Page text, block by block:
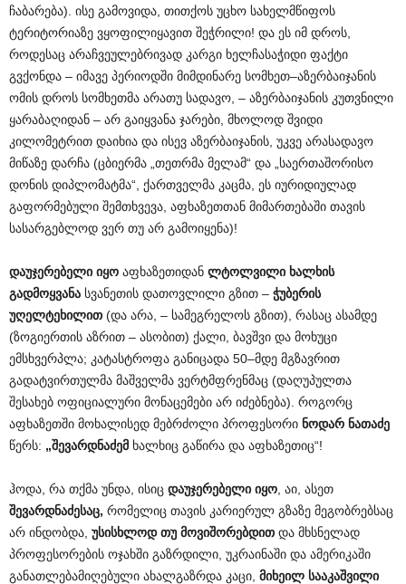
ჩაბარება). ისე გამოვიდა, თითქოს უცხო სახელმწიფოს
ტერიტორიაზე ვყოფილიყავით შეჭრილი! და ეს იმ დროს,
როდესაც არაჩვეულებრივად კარგი ხელჩასაჭიდი ფაქტი
გვქონდა – იმავე პერიოდში მიმდინარე სომხეთ–აზერბაიჯანის
ომის დროს სომხეთმა არათუ სადავო, – აზერბაიჯანის კუთვნილი
ყარაბაღიდან – არ გაიყვანა ჯარები, მხოლოდ შვიდი
კილომეტრით დაიხია და ისევ აზერბაიჯანის, უკვე არასადავო
მიწაზე დარჩა (ცბიერმა „თეთრმა მელამ“ და „საერთაშორისო
დონის დიპლომატმა“, ქართველმა კაცმა, ეს იურიდიულად
გაფორმებული შემთხვევა, აფხაზეთთან მიმართებაში თავის
სასარგებლოდ ვერ თუ არ გამოიყენა)!
დაუჯერებელი იყო აფხაზეთიდან ლტოლვილი ხალხის
გადმოყვანა სვანეთის დათოვლილი გზით – ჭუბერის
უღელტეხილით (და არა, – სამეგრელოს გზით), რასაც ასამდე
(ზოგიერთის აზრით – ასობით) ქალი, ბავშვი და მოხუცი
ემსხვერპლა; კატასტროფა განიცადა 50–მდე მგზავრით
გადატვირთულმა მაშველმა ვერტმფრენმაც (დაღუპულთა
შესახებ ოფიციალური მონაცემები არ იძებნება). როგორც
აფხაზეთში მოხალისედ მებრძოლი პროფესორი ნოდარ ნათაძე
წერს: „შევარდნაძემ ხალხიც გაწირა და აფხაზეთიც“!
ჰოდა, რა თქმა უნდა, ისიც დაუჯერებელი იყო , აი, ასეთ
შევარდნაძესაც, რომელიც თავის კარიერულ გზაზე მეგობრებსაც
არ ინდობდა, უსისხლოდ თუ მოვიშორებდით და მხსნელად
პროფესორების ოჯახში გაზრდილი, უკრაინაში და ამერიკაში
განათლებამიღებული ახალგაზრდა კაცი, მიხეილ სააკაშვილი